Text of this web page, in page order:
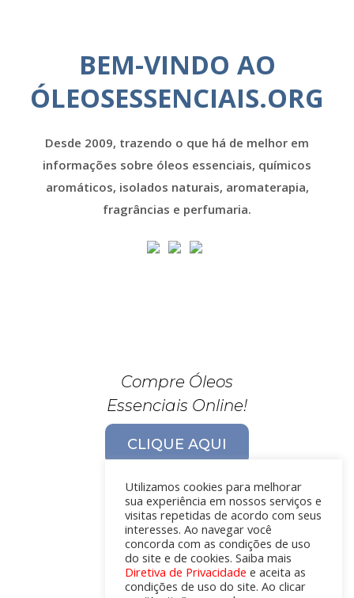
BEM-VINDO AO
ÓLEOSESSENCIAIS.ORG
Desde 2009, trazendo o que há de melhor em
informações sobre óleos essenciais, químicos
aromáticos, isolados naturais, aromaterapia,
fragrâncias e perfumaria.
Compre Óleos
Essenciais Online!
CLIQUE AQUI
Utilizamos cookies para melhorar
sua experiência em nossos serviços e
visitas repetidas de acordo com seus
interesses. Ao navegar você
concorda com as condições de uso
do site e de cookies. Saiba mais
Diretiva de Privacidade e aceita as
condições de uso do site. Ao clicar